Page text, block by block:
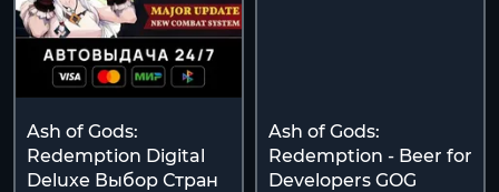
Ash of Gods:
Redemption Digital
Deluxe Выбор Стран
Ash of Gods:
Redemption - Beer for
Developers GOG